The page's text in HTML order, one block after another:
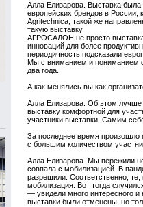
Алла Елизарова. Выставка была
европейских брендов в России,
Agritechnica, такой же
такую выставку.
АГРОСАЛОН не просто выставка
инноваций для более
периодичность подсказали
Мы с вниманием и пониманием
два года.
А как менялись вы как
Алла Елизарова. Об этом лучше
выставку комфортной для
участники выставки. Самим
За последнее время
с большим количеством
Алла Елизарова. Мы пережили
совпала с мобилизацией. В
разрешили. Соответственно,
мобилизация. Вот тогда
— увидели много интересного
выставки были отменены, но